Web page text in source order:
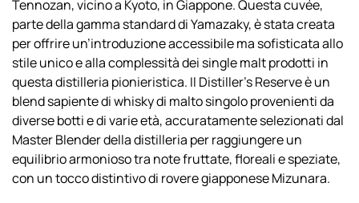
Tennozan, vicino a Kyoto, in Giappone. Questa cuvée,
parte della gamma standard di Yamazaky, è stata creata
per offrire un’introduzione accessibile ma sofisticata allo
stile unico e alla complessità dei single malt prodotti in
questa distilleria pionieristica. Il Distiller’s Reserve è un
blend sapiente di whisky di malto singolo provenienti da
diverse botti e di varie età, accuratamente selezionati dal
Master Blender della distilleria per raggiungere un
equilibrio armonioso tra note fruttate, floreali e speziate,
con un tocco distintivo di rovere giapponese Mizunara.